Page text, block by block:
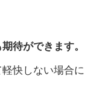
待ができます。
快しない場合に